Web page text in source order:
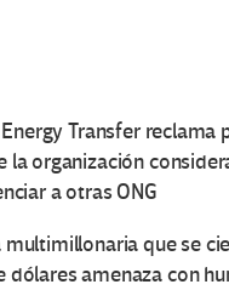
Transfer reclama
organización
a otras ONG
que se
amenaza con